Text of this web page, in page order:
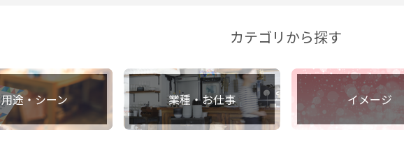
カテゴリから探す
用途・シーン 業種・お仕事 イメージ